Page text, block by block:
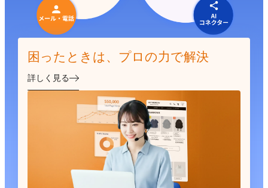
困ったときは、プロの力で解決
詳しく見る